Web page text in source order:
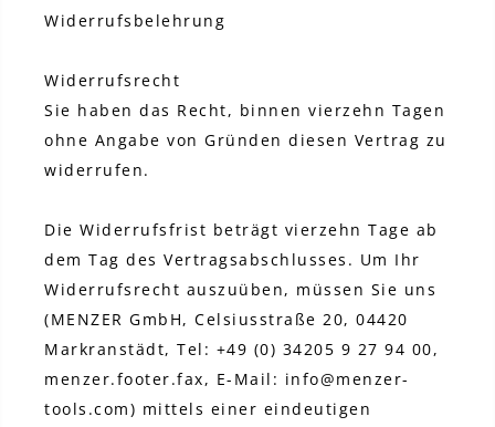
Widerrufsbelehrung
Widerrufsrecht
Sie haben das Recht, binnen vierzehn Tagen
ohne Angabe von Gründen diesen Vertrag zu
widerrufen.
Die Widerrufsfrist beträgt vierzehn Tage ab
dem Tag des Vertragsabschlusses. Um Ihr
Widerrufsrecht auszuüben, müssen Sie uns
(MENZER GmbH, Celsiusstraße 20, 04420
Markranstädt, Tel: +49 (0) 34205 9 27 94 00,
menzer.footer.fax, E-Mail: info@menzer-
tools.com) mittels einer eindeutigen